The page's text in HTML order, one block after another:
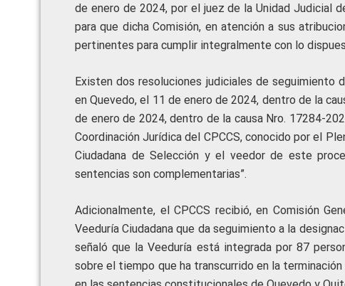
de enero de 2024, por el juez de la Unidad Judicial
para que dicha Comisión, en atención a sus
pertinentes para cumplir integralmente con lo
Existen dos resoluciones judiciales de
en Quevedo, el 11 de enero de 2024, dentro de la
de enero de 2024, dentro de la causa Nro. 17284-
Coordinación Jurídica del CPCCS, conocido por el
Ciudadana de Selección y el veedor de este
sentencias son complementarias”.
Adicionalmente, el CPCCS recibió, en Comisión
Veeduría Ciudadana que da seguimiento a la
señaló que la Veeduría está integrada por 87
sobre el tiempo que ha transcurrido en la